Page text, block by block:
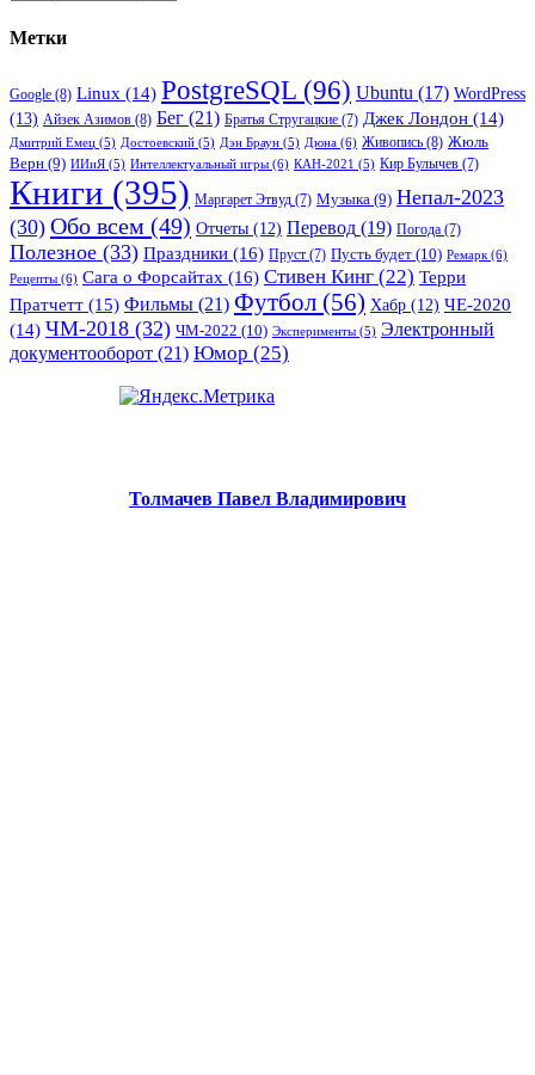
Метки
Google (8) Linux (14) PostgreSQL (96) Ubuntu (17) WordPress
(13) Айзек Азимов (8) Бег (21) Братья Стругацкие (7) Джек Лондон (14)
Дмитрий Емец (5) Достоевский (5) Дэн Браун (5) Дюна (6) Живопись (8) Жюль
Верн (9) ИИиЯ (5) Интеллектуальный игры (6) КАН-2021 (5) Кир Булычев (7)
Книги (395) Маргарет Этвуд (7) Музыка (9) Непал-2023
(30) Обо всем (49) Отчеты (12) Перевод (19) Погода (7)
Полезное (33) Праздники (16) Пруст (7) Пусть будет (10) Ремарк (6)
Рецепты (6) Сага о Форсайтах (16) Стивен Кинг (22) Терри
Пратчетт (15) Фильмы (21) Футбол (56) Хабр (12) ЧЕ-2020
(14) ЧМ-2018 (32) ЧМ-2022 (10) Эксперименты (5) Электронный
документооборот (21) Юмор (25)
Толмачев Павел Владимирович